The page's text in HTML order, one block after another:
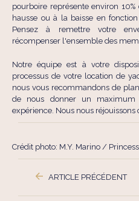
pourboire représente environ
hausse ou à la baisse en
Pensez à remettre votre
récompenser l'ensemble des
Notre équipe est à votre
processus de votre location de
nous vous recommandons de
de nous donner un
expérience. Nous nous
Crédit photo: M.Y. Marino /
ARTICLE PRÉCÉDENT